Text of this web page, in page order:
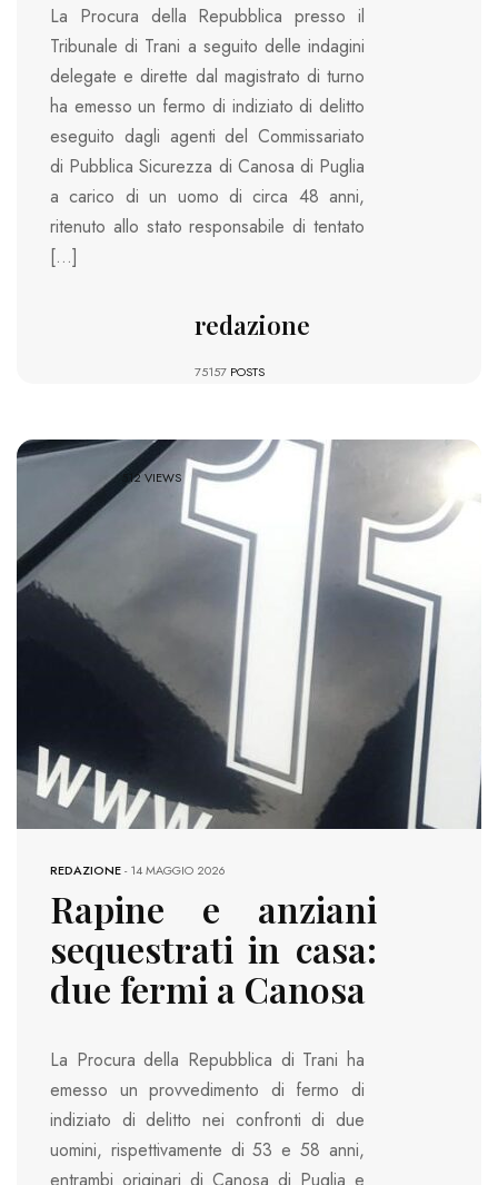
La Procura della Repubblica presso il
Tribunale di Trani a seguito delle indagini
delegate e dirette dal magistrato di turno
ha emesso un fermo di indiziato di delitto
eseguito dagli agenti del Commissariato
di Pubblica Sicurezza di Canosa di Puglia
a carico di un uomo di circa 48 anni,
ritenuto allo stato responsabile di tentato
[…]
redazione
75157 POSTS
512 VIEWS
REDAZIONE-14 MAGGIO 2026
Rapine e anziani
sequestrati in casa:
due fermi a Canosa
La Procura della Repubblica di Trani ha
emesso un provvedimento di fermo di
indiziato di delitto nei confronti di due
uomini, rispettivamente di 53 e 58 anni,
entrambi originari di Canosa di Puglia e